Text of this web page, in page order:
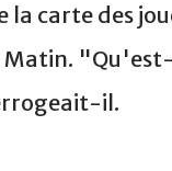
la carte des
il.